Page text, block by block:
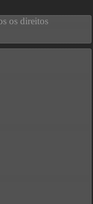
os direitos